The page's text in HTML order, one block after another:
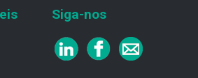
Siga-nos